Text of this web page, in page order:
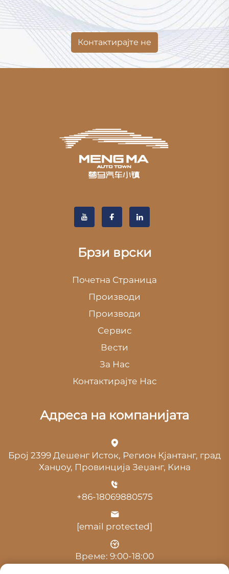
Контактирајте не
Брзи врски
Почетна Страница
Производи
Производи
Сервис
Вести
За Нас
Контактирајте Нас
Адреса на компанијата
Број 2399 Дешенг Исток, Регион Кјантанг, град
Ханџоу, Провинција Зеџанг, Кина
+86-18069880575
[email protected]
Време: 9:00-18:00